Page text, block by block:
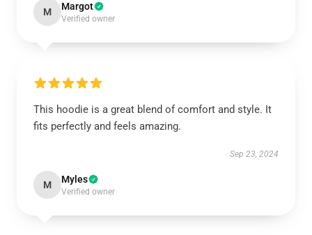
M Margot
Verified owner
This hoodie is a great blend of comfort and style. It
fits perfectly and feels amazing.
Sep 23, 2024
M Myles
Verified owner